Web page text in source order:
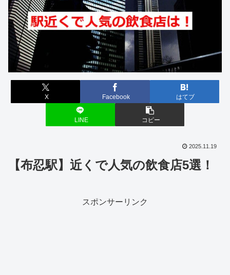
X Facebook はてブ
LINE コピー
2025.11.19
【布忍駅】近くで人気の飲食店5選！
スポンサーリンク